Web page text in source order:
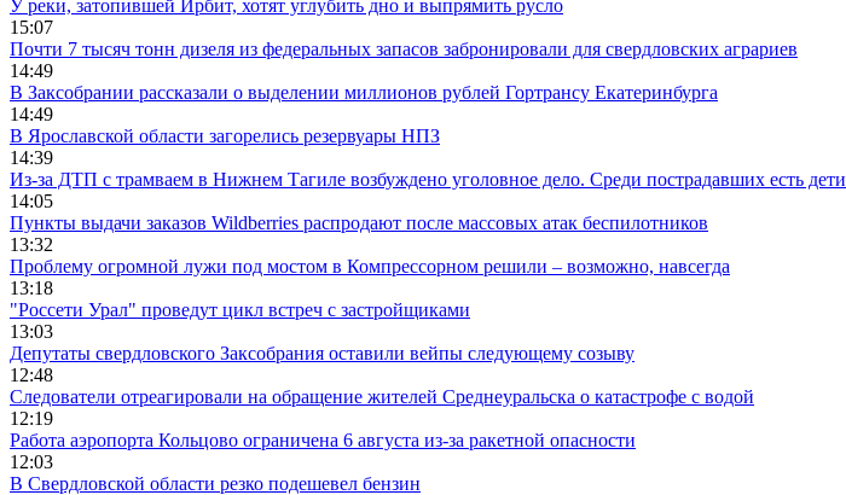
У реки, затопившей Ирбит, хотят углубить дно и выпрямить русло
15:07
Почти 7 тысяч тонн дизеля из федеральных запасов забронировали для свердловских аграриев
14:49
В Заксобрании рассказали о выделении миллионов рублей Гортрансу Екатеринбурга
14:49
В Ярославской области загорелись резервуары НПЗ
14:39
Из-за ДТП с трамваем в Нижнем Тагиле возбуждено уголовное дело. Среди пострадавших есть дети
14:05
Пункты выдачи заказов Wildberries распродают после массовых атак беспилотников
13:32
Проблему огромной лужи под мостом в Компрессорном решили – возможно, навсегда
13:18
"Россети Урал" проведут цикл встреч с застройщиками
13:03
Депутаты свердловского Заксобрания оставили вейпы следующему созыву
12:48
Следователи отреагировали на обращение жителей Среднеуральска о катастрофе с водой
12:19
Работа аэропорта Кольцово ограничена 6 августа из-за ракетной опасности
12:03
В Свердловской области резко подешевел бензин